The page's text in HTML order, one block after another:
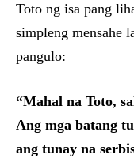
Toto ng isa pang
simpleng mensahe
pangulo:
“Mahal na Toto,
Ang mga batang
ang tunay na